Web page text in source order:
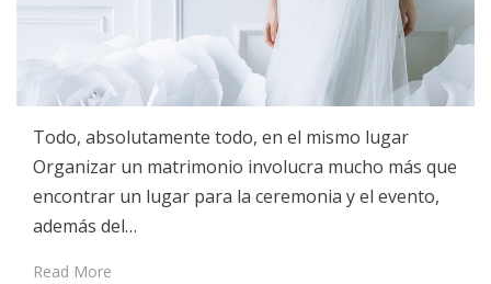
Todo, absolutamente todo, en el mismo lugar
Organizar un matrimonio involucra mucho más que
encontrar un lugar para la ceremonia y el evento,
además del…
Read More